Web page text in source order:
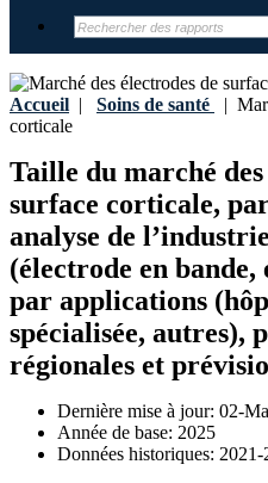
Accueil | Soins de santé |
corticale
Taille du marché
surface corticale,
analyse de
(électrode en
par applications
spécialisée, autres),
régionales et
Dernière mise à jour: 02-
Année de base: 2025
Données historiques: 2021-